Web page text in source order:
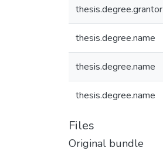
thesis.degree.grantor
thesis.degree.name
thesis.degree.name
thesis.degree.name
Files
Original bundle